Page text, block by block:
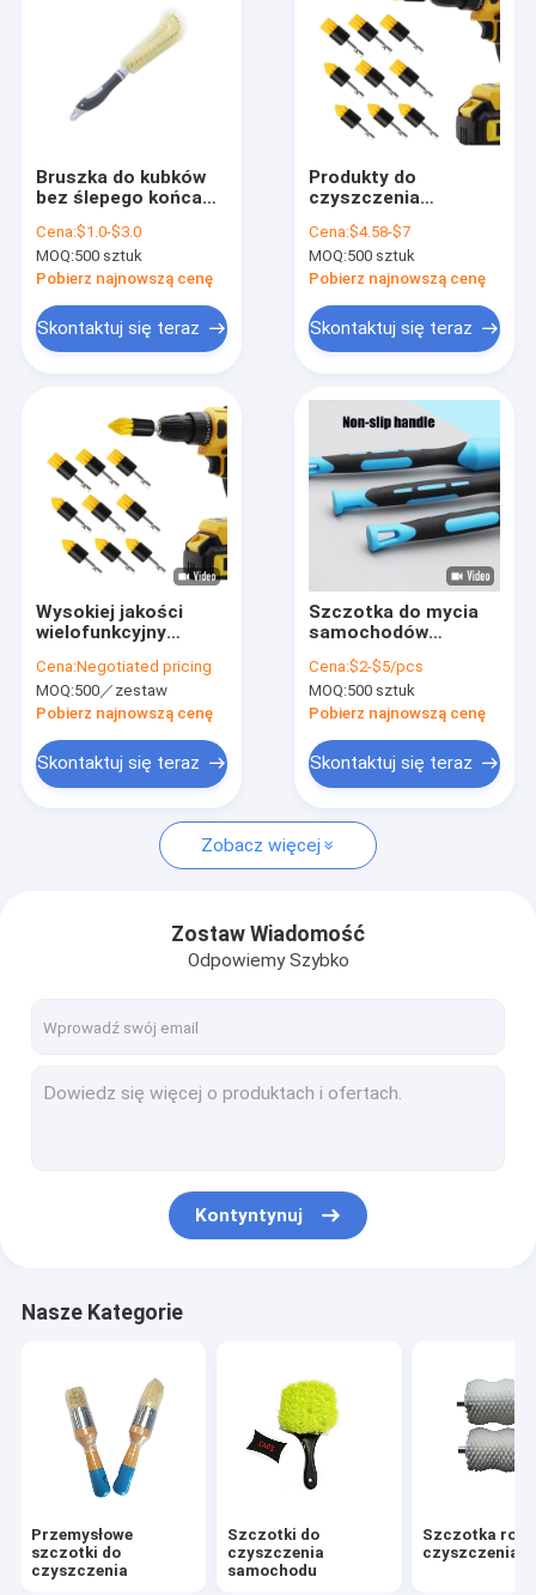
Produkty
Pokaz VR
O nas
Skontaktuj się z nami
Aktualności
Wszystkie przypadki
Szczotki do czyszczenia samochodu
Szczotka rolkowa do czyszczenia
Szczotka do czyszczenia wiertarki elektrycznej
Szczotki druciane ze stali nierdzewnej
Szczotka do czyszczenia długich rur
Bruszka do kubków
bez ślepego końca
rękawiczka butelka w
kształcie litery L
Czysta szczotka
do mycia kubków
Cena:$1.0-$3.0
MOQ:500 sztuk
Pobierz najnowszą cenę
Skontaktuj się teraz
Produkty do
czyszczenia
domowych Wyższej
jakości Producent
Czyszczyciel płytek
10 sztuk
Cena:$4.58-$7
MOQ:500 sztuk
Pobierz najnowszą cenę
Skontaktuj się teraz
Wysokiej jakości
wielofunkcyjny
czyszczenia
Cena:Negotiated pricing
MOQ:500／zestaw
Pobierz najnowszą cenę
Skontaktuj się teraz
Szczotka do mycia
samochodów
kosmetyków
Szczotka do
klimatyzacji
Cena:$2-$5/pcs
MOQ:500 sztuk
Pobierz najnowszą cenę
Skontaktuj się teraz
Zobacz więcej
Zostaw Wiadomość
Odpowiemy Szybko
Kontyntynuj
Nasze Kategorie
Przemysłowe
szczotki do
czyszczenia
Szczotki do
czyszczenia
samochodu
Szczotka
czyszczenia